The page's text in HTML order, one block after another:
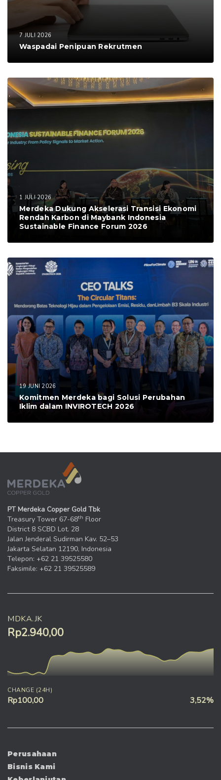
7 JULI 2026
Waspadai Penipuan Rekrutmen
1 JULI 2026
Merdeka Dukung Akselerasi Transisi Ekonomi
Rendah Karbon di Maybank Indonesia
Sustainable Finance Forum 2026
19 JUNI 2026
Komitmen Merdeka bagi Solusi Perubahan
Iklim dalam INVIROTECH 2026
PT Merdeka Copper Gold Tbk
Treasury Tower 67-68th Floor
District 8 SCBD Lot. 28
Jalan Jenderal Sudirman Kav. 52–53
Jakarta Selatan 12190, Indonesia
Telepon: +62 21 39525580
Faksimile: +62 21 39525589
MDKA.JK
Rp2.940,00
CHANGE (24H)
Rp100,00 3,52%
Perusahaan
Bisnis Kami